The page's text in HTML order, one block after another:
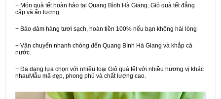
+ Món quà tết hoàn hảo tại Quang Bình Hà Giang: Giỏ quà tết đẳng
cấp và ấn tượng.
+ Bảo đảm hàng tươi sạch, hoàn tiền 100% nếu bạn không hài lòng
+ Vận chuyển nhanh chóng đến Quang Bình Hà Giang và khắp cả
nước.
+ Đa dạng lựa chọn với nhiều loại Giỏ quà tết với nhiều hương vị khác
nhauMẫu mã đẹp, phong phú và chất lượng cao.